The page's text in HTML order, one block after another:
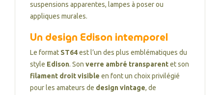
suspensions apparentes, lampes à poser ou
appliques murales.
Un design Edison intemporel
Le format ST64est l’un des plus emblématiques du
style Edison. Son verre ambré transparentet son
filament droit visible en font un choix privilégié
pour les amateurs de design vintage, de